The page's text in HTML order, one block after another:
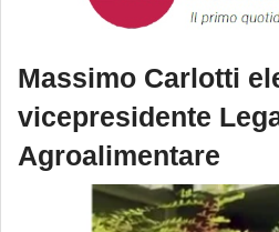
Massimo Carlotti
vicepresidente
Agroalimentare